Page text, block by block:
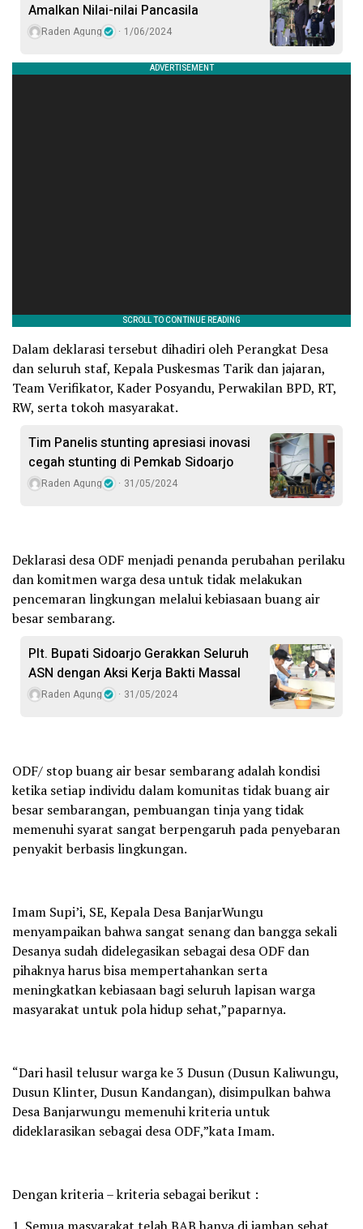
Amalkan Nilai-nilai Pancasila
Raden Agung 1/06/2024
Dalam deklarasi tersebut dihadiri oleh Perangkat Desa
dan seluruh staf, Kepala Puskesmas Tarik dan jajaran,
Team Verifikator, Kader Posyandu, Perwakilan BPD, RT,
RW, serta tokoh masyarakat.
Tim Panelis stunting apresiasi inovasi
cegah stunting di Pemkab Sidoarjo
Raden Agung 31/05/2024
Deklarasi desa ODF menjadi penanda perubahan perilaku
dan komitmen warga desa untuk tidak melakukan
pencemaran lingkungan melalui kebiasaan buang air
besar sembarang.
Plt. Bupati Sidoarjo Gerakkan Seluruh
ASN dengan Aksi Kerja Bakti Massal
Raden Agung 31/05/2024
ODF/ stop buang air besar sembarang adalah kondisi
ketika setiap individu dalam komunitas tidak buang air
besar sembarangan, pembuangan tinja yang tidak
memenuhi syarat sangat berpengaruh pada penyebaran
penyakit berbasis lingkungan.
Imam Supi’i, SE, Kepala Desa BanjarWungu
menyampaikan bahwa sangat senang dan bangga sekali
Desanya sudah didelegasikan sebagai desa ODF dan
pihaknya harus bisa mempertahankan serta
meningkatkan kebiasaan bagi seluruh lapisan warga
masyarakat untuk pola hidup sehat,”paparnya.
“Dari hasil telusur warga ke 3 Dusun (Dusun Kaliwungu,
Dusun Klinter, Dusun Kandangan), disimpulkan bahwa
Desa Banjarwungu memenuhi kriteria untuk
dideklarasikan sebagai desa ODF,”kata Imam.
Dengan kriteria – kriteria sebagai berikut :
1. Semua masyarakat telah BAB hanya di jamban sehat